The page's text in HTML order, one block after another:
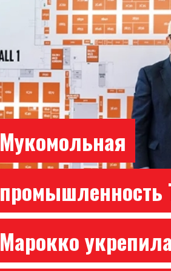
Мукомольная
промышленность
Марокко